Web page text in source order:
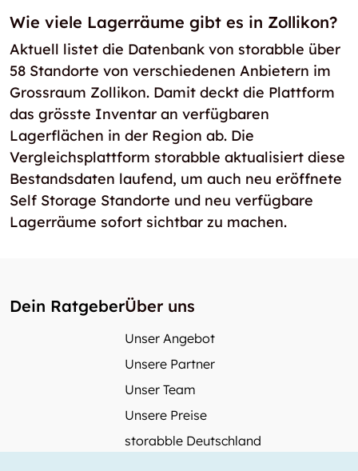
Wie viele Lagerräume gibt es in Zollikon?
Aktuell listet die Datenbank von storabble über
58 Standorte von verschiedenen Anbietern im
Grossraum Zollikon. Damit deckt die Plattform
das grösste Inventar an verfügbaren
Lagerflächen in der Region ab. Die
Vergleichsplattform storabble aktualisiert diese
Bestandsdaten laufend, um auch neu eröffnete
Self Storage Standorte und neu verfügbare
Lagerräume sofort sichtbar zu machen.
Dein RatgeberÜber uns
Unser Angebot
Unsere Partner
Unser Team
Unsere Preise
storabble Deutschland